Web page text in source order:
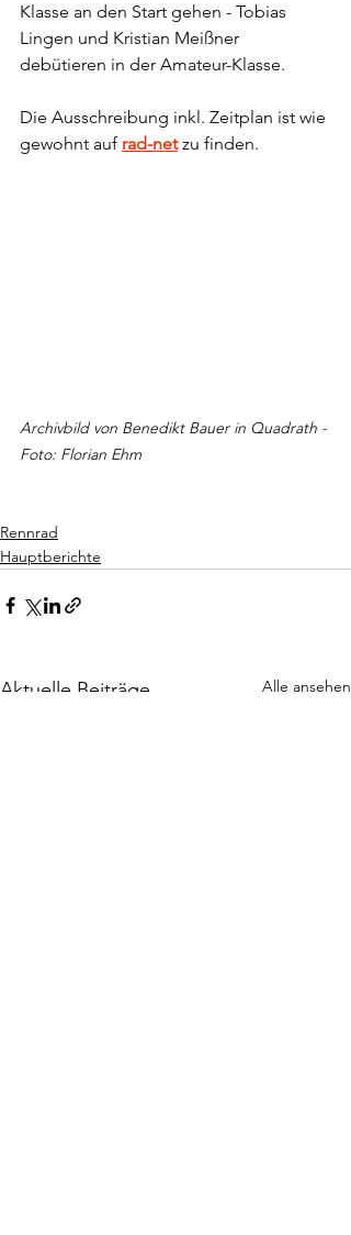
Klasse an den Start gehen - Tobias
Lingen und Kristian Meißner
debütieren in der Amateur-Klasse.
Die Ausschreibung inkl. Zeitplan ist wie
gewohnt auf rad-net zu finden.
Archivbild von Benedikt Bauer in Quadrath -
Foto: Florian Ehm
Rennrad
Hauptberichte
Aktuelle Beiträge Alle ansehen